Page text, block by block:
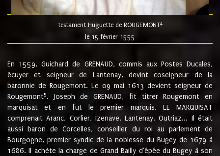
testament Huguette de ROUGEMONT4
le 15 février 1555
En 1559, Guichard de GRENAUD, commis aux Postes Ducales,
écuyer et seigneur de Lantenay, devint coseigneur de la
baronnie de Rougemont. Le 09 mai 1613 devient seigneur de
Rougemont5. Joseph de GRENAUD, fit titrer Rougemont en
marquisat et en fut le premier marquis. LE MARQUISAT
comprenait Aranc, Corlier, Izenave, Lantenay, Outriaz... Il était
aussi baron de Corcelles, conseiller du roi au parlement de
Bourgogne, premier syndic de la noblesse du Bugey de 1679 à
1686. Il achète la charge de Grand Bailly d'épée du Bugey à son